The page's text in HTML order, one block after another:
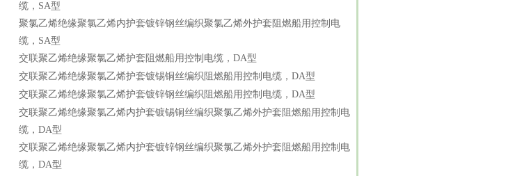
缆，SA型
聚氯乙烯绝缘聚氯乙烯内护套镀锌钢丝编织聚氯乙烯外护套阻燃船用控制电
缆，SA型
交联聚乙烯绝缘聚氯乙烯护套阻燃船用控制电缆，DA型
交联聚乙烯绝缘聚氯乙烯护套镀锡铜丝编织阻燃船用控制电缆，DA型
交联聚乙烯绝缘聚氯乙烯护套镀锌钢丝编织阻燃船用控制电缆，DA型
交联聚乙烯绝缘聚氯乙烯内护套镀锡铜丝编织聚氯乙烯外护套阻燃船用控制电
缆，DA型
交联聚乙烯绝缘聚氯乙烯内护套镀锌钢丝编织聚氯乙烯外护套阻燃船用控制电
缆，DA型